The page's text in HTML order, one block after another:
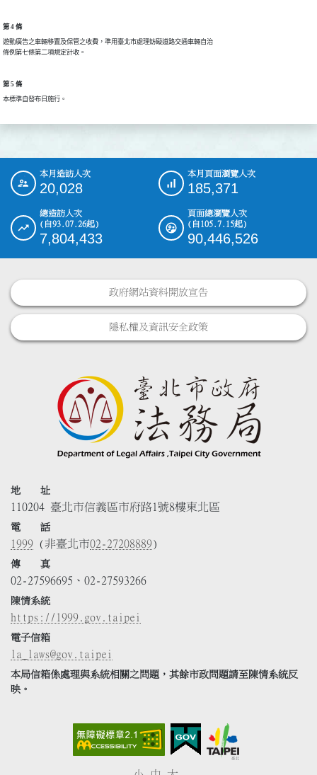
第 4 條
遊動廣告之車輛移置及保管之收費，準用臺北市處理妨礙道路交通車輛自治
條例第七條第二項規定計收。
第 5 條
本標準自發布日施行。
::: 本月造訪人次
20,028
本月頁面瀏覽人次
185,371
總造訪人次
(自93.07.26起)
7,804,433
頁面總瀏覽人次
(自105.7.15起)
90,446,526
政府網站資料開放宣告
隱私權及資訊安全政策
地 址
110204 臺北市信義區市府路1號8樓東北區
電 話
1999 (非臺北市02-27208889)
傳 真
02-27596695、02-27593266
陳情系統
https://1999.gov.taipei
電子信箱
la_laws@gov.taipei
本局信箱係處理與系統相關之問題，其餘市政問題請至陳情系統反
映。